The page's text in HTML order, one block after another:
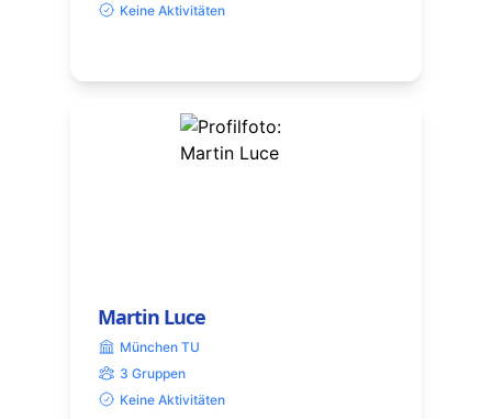
Keine Aktivitäten
Martin Luce
München TU
3 Gruppen
Keine Aktivitäten